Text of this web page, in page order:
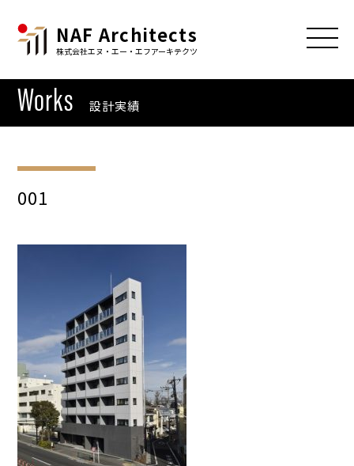
NAF Architects
株式会社エヌ・エー・エフアーキテクツ
Works 設計実績
001